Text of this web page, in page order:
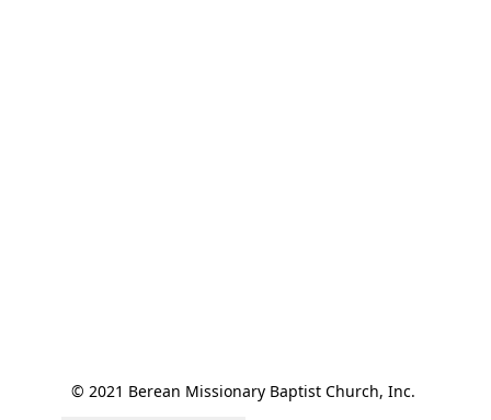
© 2021 Berean Missionary Baptist Church, Inc.